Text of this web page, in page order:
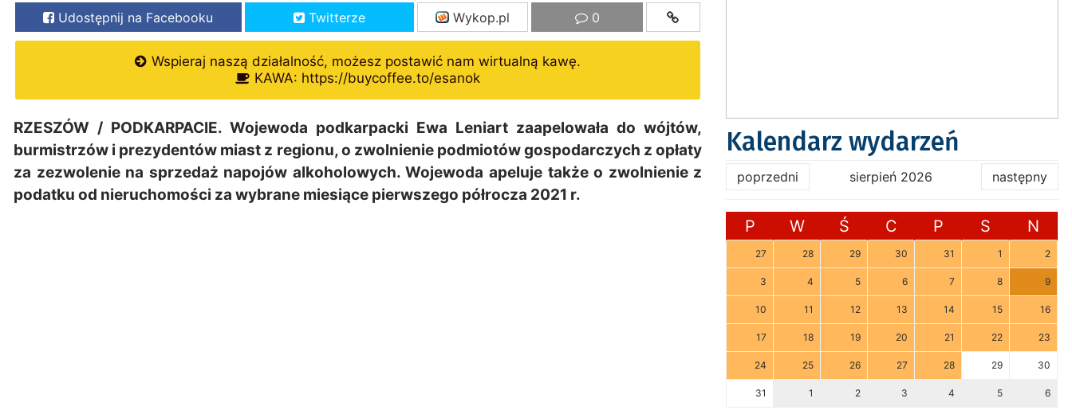
Udostępnij na Facebooku Twitterze Wykop.pl 0
Wspieraj naszą działalność, możesz postawić nam wirtualną kawę.
KAWA: https://buycoffee.to/esanok
RZESZÓW / PODKARPACIE. Wojewoda podkarpacki Ewa Leniart zaapelowała do wójtów,
burmistrzów i prezydentów miast z regionu, o zwolnienie podmiotów gospodarczych z opłaty
za zezwolenie na sprzedaż napojów alkoholowych. Wojewoda apeluje także o zwolnienie z
podatku od nieruchomości za wybrane miesiące pierwszego półrocza 2021 r.
Kalendarz wydarzeń
poprzedni sierpień 2026 następny
P W Ś C P S N
27 28 29 30 31 1 2
3 4 5 6 7 8 9
10 11 12 13 14 15 16
17 18 19 20 21 22 23
24 25 26 27 28 29 30
31 1 2 3 4 5 6